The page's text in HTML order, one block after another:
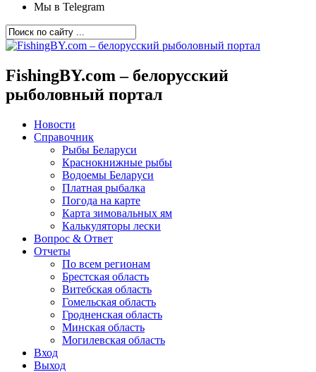
Мы в Telegram
FishingBY.com – белорусский
рыболовный портал
Новости
Справочник
Рыбы Беларуси
Краснокнижные рыбы
Водоемы Беларуси
Платная рыбалка
Погода на карте
Карта зимовальных ям
Калькуляторы лески
Вопрос & Ответ
Отчеты
По всем регионам
Брестская область
Витебская область
Гомельская область
Гродненская область
Минская область
Могилевская область
Вход
Выход